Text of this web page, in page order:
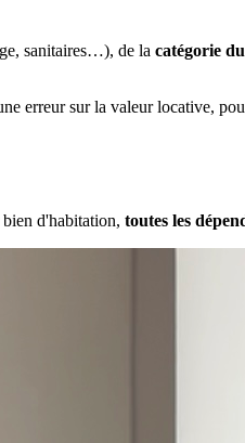
sanitaires…), de la catégorie
erreur sur la valeur locative,
bien d'habitation, toutes les